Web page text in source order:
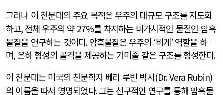
그러나 이 천문대의 주요 목적은 우주의 대규모 구조를 지도화
하고, 전체 우주의 약 27%를 차지하는 비가시적인 물질인 암흑
물질을 연구하는 것이다.암흑물질은 우주의 ‘비계’ 역할을 하
며,은하 형성의 골격을 제공하는 거미줄 같은 구조를 형성한다.
이 천문대는 미국의 천문학자 베라 루빈 박사(Dr. Vera Rubin)
의 이름을 따서 명명되었다.그는 선구적인 연구를 통해 암흑물